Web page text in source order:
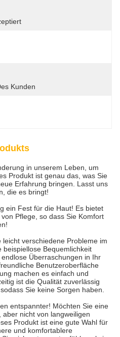
Kunden
in unserem Leben, um
Produkt ist genau das, was Sie
Erfahrung bringen. Lasst uns
die es bringt!
ein Fest für die Haut! Es bietet
Pflege, so dass Sie Komfort
verschiedene Probleme im
Bequemlichkeit
Überraschungen in Ihr
Benutzeroberfläche
machen es einfach und
ist die Qualität zuverlässig
Sie keine Sorgen haben.
entspannter! Möchten Sie eine
nicht von langweiligen
Produkt ist eine gute Wahl für
und komfortablere